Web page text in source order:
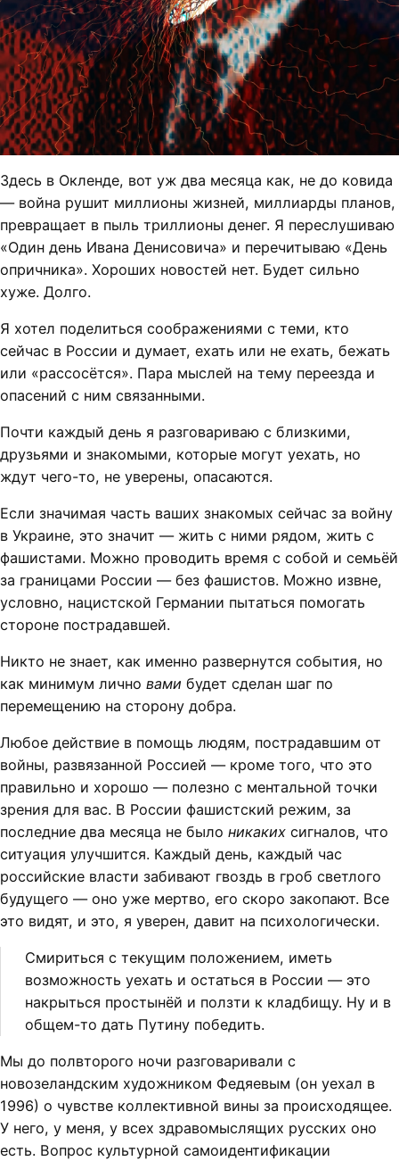
Здесь в Окленде, вот уж два месяца как, не до ковида
— война рушит миллионы жизней, миллиарды планов,
превращает в пыль триллионы денег. Я переслушиваю
«Один день Ивана Денисовича» и перечитываю «День
опричника». Хороших новостей нет. Будет сильно
хуже. Долго.
Я хотел поделиться соображениями с теми, кто
сейчас в России и думает, ехать или не ехать, бежать
или «рассосётся». Пара мыслей на тему переезда и
опасений с ним связанными.
Почти каждый день я разговариваю с близкими,
друзьями и знакомыми, которые могут уехать, но
ждут чего-то, не уверены, опасаются.
Если значимая часть ваших знакомых сейчас за войну
в Украине, это значит — жить с ними рядом, жить с
фашистами. Можно проводить время с собой и семьёй
за границами России — без фашистов. Можно извне,
условно, нацистской Германии пытаться помогать
стороне пострадавшей.
Никто не знает, как именно развернутся события, но
как минимум лично вами будет сделан шаг по
перемещению на сторону добра.
Любое действие в помощь людям, пострадавшим от
войны, развязанной Россией — кроме того, что это
правильно и хорошо — полезно с ментальной точки
зрения для вас. В России фашистский режим, за
последние два месяца не было никаких сигналов, что
ситуация улучшится. Каждый день, каждый час
российские власти забивают гвоздь в гроб светлого
будущего — оно уже мертво, его скоро закопают. Все
это видят, и это, я уверен, давит на психологически.
Смириться с текущим положением, иметь
возможность уехать и остаться в России — это
накрыться простынёй и ползти к кладбищу. Ну и в
общем-то дать Путину победить.
Мы до полвторого ночи разговаривали с
новозеландским художником Федяевым (он уехал в
1996) о чувстве коллективной вины за происходящее.
У него, у меня, у всех здравомыслящих русских оно
есть. Вопрос культурной самоидентификации